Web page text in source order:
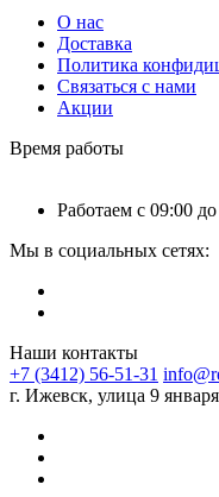
О нас
Доставка
Политика
Связаться с нами
Акции
Время работы
Работаем с 09:00
Мы в социальных сетях:
Наши контакты
+7 (3412) 56-51-31
г. Ижевск, улица 9